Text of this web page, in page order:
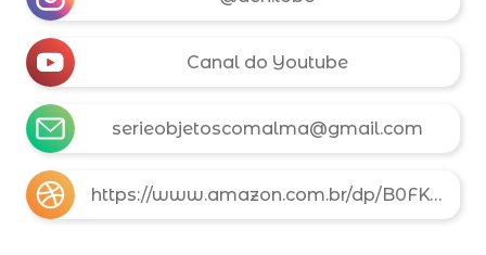
Canal do Youtube
serieobjetoscomalma@gmail.com
https://www.amazon.com.br/dp/B0FK4C5RSG